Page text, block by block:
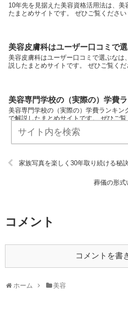
10年先を見据えた美容資格活用法は、美
たまとめサイトです。 ぜひご覧くださ
美容皮膚科はユーザー口コミで選
美容皮膚科はユーザー口コミで選ぶなは
説したまとめサイトです。 ぜひご覧く
美容専門学校の（実際の）学費ラ
美容専門学校の（実際の）学費ランキン
で解説したまとめサイトです。 ぜひご
家族写真を楽しく30年取り続ける秘訣
葬儀の形式
コメント
コメントを書
ホーム 美容